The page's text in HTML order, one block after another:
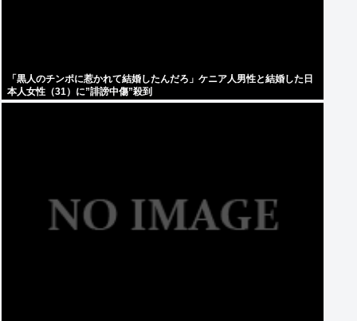
「黒人のチンポに惹かれて結婚したんだろ」ケニア人男性と結婚した日
本人女性（31）に”誹謗中傷”殺到